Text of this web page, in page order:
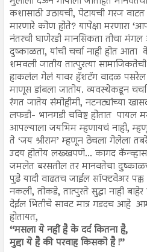
कशासाठी उठायची, पेटायची गरज
मारणारे कोण होते? यापेक्षा मरणारा
नंतरची घाणेरडी मानसिकता तीचा
दुष्काळता, यांची चर्चा नाही होत
शमवली जातीय तात्पुरत्या
हाकलंल गेलं यावर हॅशटॅग वादळ पसरेल
माणूस डांबला जातोय. व्यवस्थेकडून चर्चा
रंगत जातेय संमोहीमी, नटनट्यांच्या
लफडी- भानगडी चविष्ट होतात पायल
आपल्याला जयभिम म्हणायचं नाही,
ते ‘जय श्रीराम’ म्हणून ठेचला गेलेला
उदय होतोय लख्खपणे... कागद
जमलेत बरसतील तर मानवतेचा
पुढे यादी वाढतच जाईल सॉफ्टवेअर
नकली, तोकडे, तात्पुरते सुद्धा नाही
देईल भितीचे सावट मात्र गडदच आहे
होतायत,
‘‘मसला ये नहीं है के दर्द कितना है,
मुद्दा ये है की परवाह किसको है !’’